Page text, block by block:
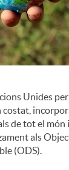
Unides
de tot el món
als
(ODS).